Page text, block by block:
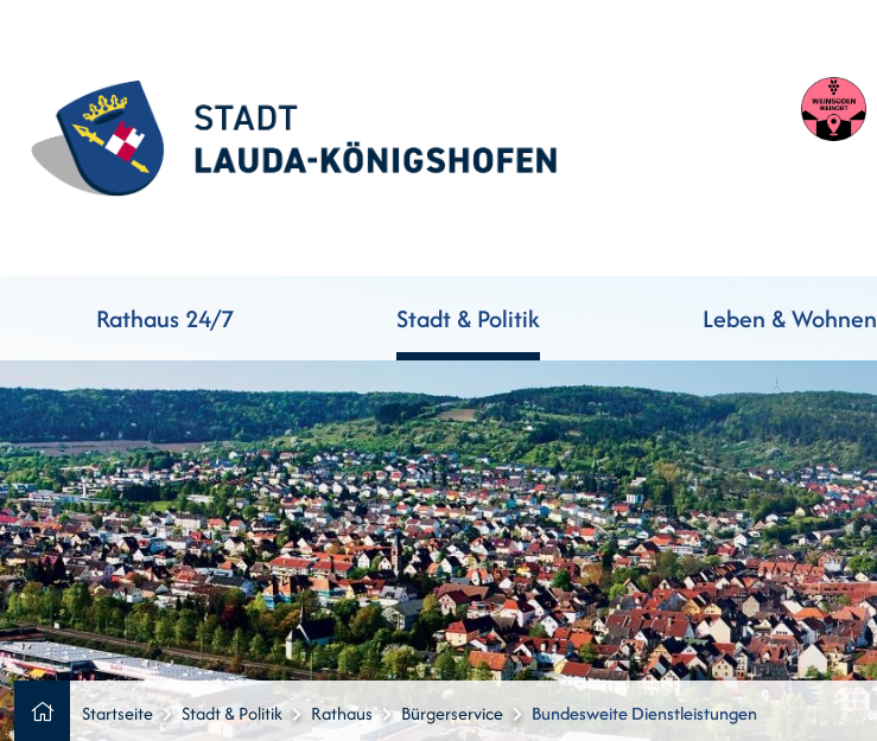
Rathaus 24/7 Stadt & Politik Leben & Wohnen
Startseite Stadt & Politik Rathaus Bürgerservice Bundesweite Dienstleistungen